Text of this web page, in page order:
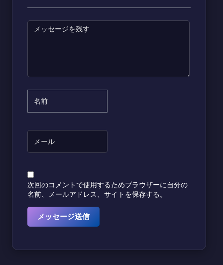
次回のコメントで使用するためブラウザーに自分の
名前、メールアドレス、サイトを保存する。